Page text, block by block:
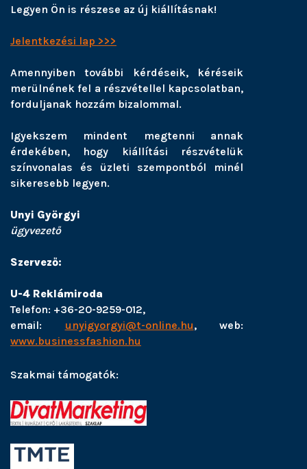
Legyen Ön is részese az új kiállításnak!
Jelentkezési lap >>>
Amennyiben további kérdéseik, kéréseik
merülnének fel a részvétellel kapcsolatban,
forduljanak hozzám bizalommal.
Igyekszem mindent megtenni annak
érdekében, hogy kiállítási részvételük
színvonalas és üzleti szempontból minél
sikeresebb legyen.
Unyi Györgyi
ügyvezető
Szervező:
U-4 Reklámiroda
Telefon: +36-20-9259-012,
email: unyigyorgyi@t-online.hu, web:
www.businessfashion.hu
Szakmai támogatók: